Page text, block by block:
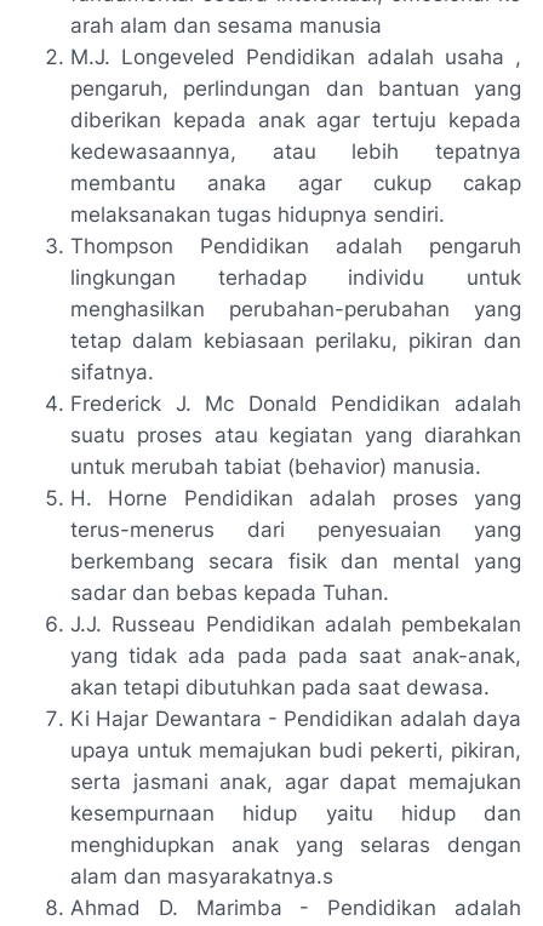
arah alam dan sesama manusia
M.J. Longeveled Pendidikan adalah usaha ,
pengaruh, perlindungan dan bantuan yang
diberikan kepada anak agar tertuju kepada
kedewasaannya, atau lebih tepatnya
membantu anaka agar cukup cakap
melaksanakan tugas hidupnya sendiri.
Thompson Pendidikan adalah pengaruh
lingkungan terhadap individu untuk
menghasilkan perubahan-perubahan yang
tetap dalam kebiasaan perilaku, pikiran dan
sifatnya.
Frederick J. Mc Donald Pendidikan adalah
suatu proses atau kegiatan yang diarahkan
untuk merubah tabiat (behavior) manusia.
H. Horne Pendidikan adalah proses yang
terus-menerus dari penyesuaian yang
berkembang secara fisik dan mental yang
sadar dan bebas kepada Tuhan.
J.J. Russeau Pendidikan adalah pembekalan
yang tidak ada pada pada saat anak-anak,
akan tetapi dibutuhkan pada saat dewasa.
Ki Hajar Dewantara - Pendidikan adalah daya
upaya untuk memajukan budi pekerti, pikiran,
serta jasmani anak, agar dapat memajukan
kesempurnaan hidup yaitu hidup dan
menghidupkan anak yang selaras dengan
alam dan masyarakatnya.s
Ahmad D. Marimba - Pendidikan adalah